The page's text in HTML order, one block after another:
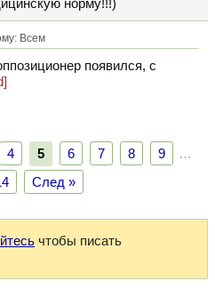
норму!!!)
Всем
появился, с
4 5 6 7 8 9
…
След »
чтобы писать